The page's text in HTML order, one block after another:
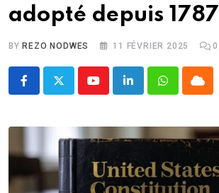
adopté depuis 1787
BY REZO NODWES 11 FÉVRIER 2025 0
YoutubeLinkedInWhatsappCloud